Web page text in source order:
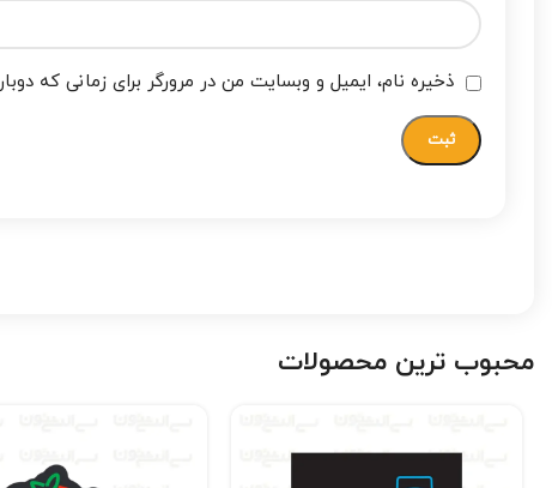
ذخیره نام، ایمیل و وبسایت من در مرورگر برای زمانی که
محبوب ترین محصولات